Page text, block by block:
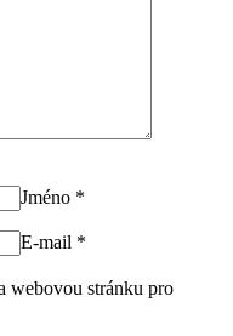
Jméno *
E-mail *
webovou stránku pro